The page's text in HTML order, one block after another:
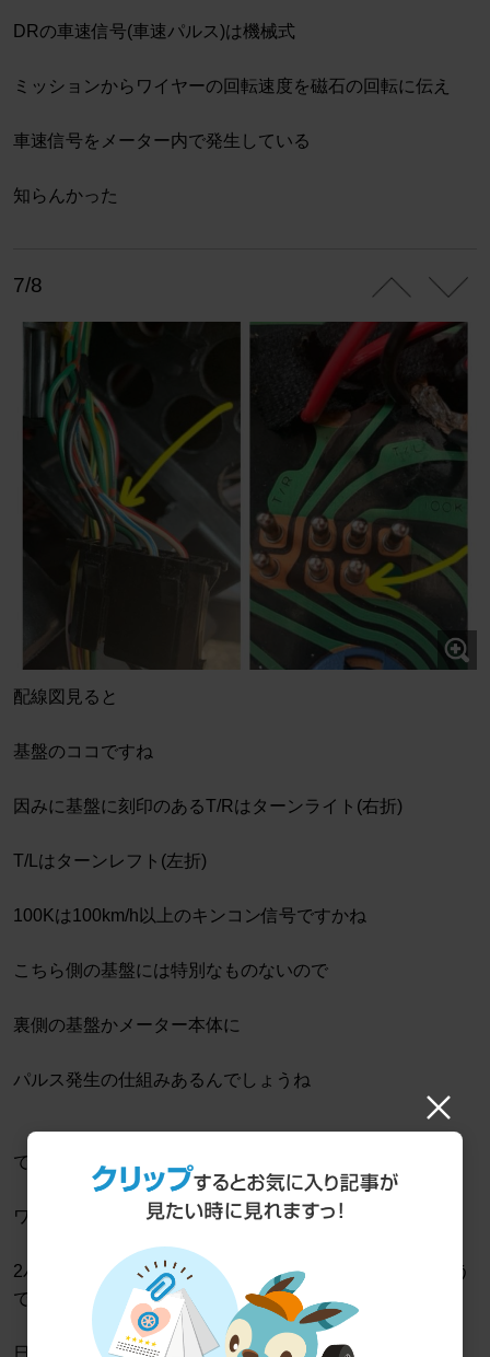
DRの車速信号(車速パルス)は機械式
ミッションからワイヤーの回転速度を磁石の回転に伝え
車速信号をメーター内で発生している
知らんかった
7/8
配線図見ると
基盤のココですね
因みに基盤に刻印のあるT/Rはターンライト(右折)
T/Lはターンレフト(左折)
100Kは100km/h以上のキンコン信号ですかね
こちら側の基盤には特別なものないので
裏側の基盤かメーター本体に
パルス発生の仕組みあるんでしょうね
で車速パルスは
ワイヤー1回転につき
2パルス 4パルス 8パルス等 JIS規格で決まってるそう
です